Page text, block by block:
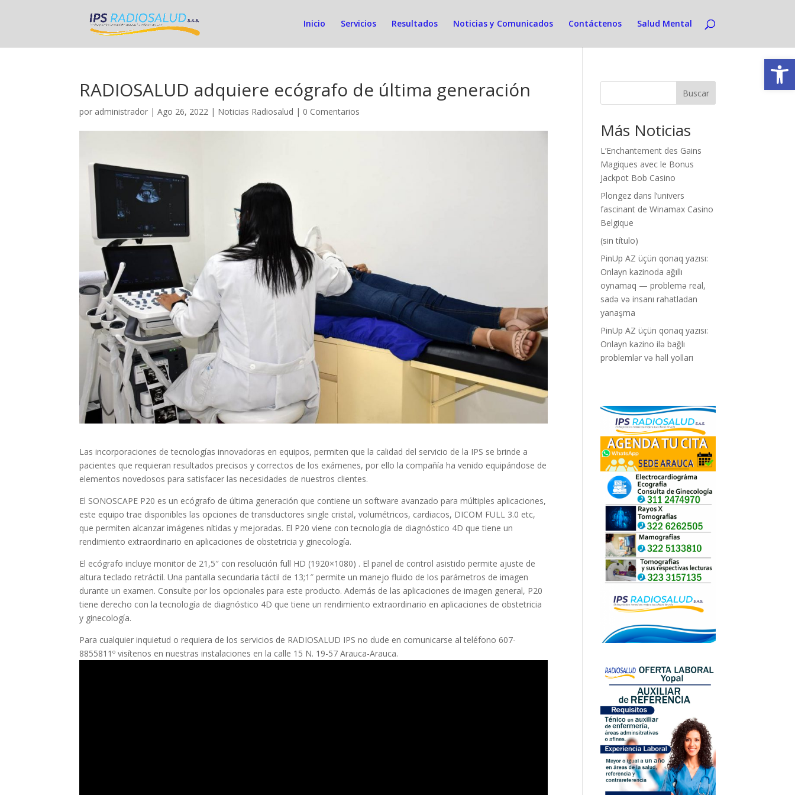
Inicio Servicios Resultados Noticias y Comunicados Contáctenos Salud Mental
RADIOSALUD adquiere ecógrafo de última generación
por administrador |Ago 26, 2022 | Noticias Radiosalud | 0 Comentarios
Las incorporaciones de tecnologías innovadoras en equipos, permiten que la calidad del servicio de la IPS se brinde a
pacientes que requieran resultados precisos y correctos de los exámenes, por ello la compañía ha venido equipándose de
elementos novedosos para satisfacer las necesidades de nuestros clientes.
El SONOSCAPE P20 es un ecógrafo de última generación que contiene un software avanzado para múltiples aplicaciones,
este equipo trae disponibles las opciones de transductores single cristal, volumétricos, cardiacos, DICOM FULL 3.0 etc,
que permiten alcanzar imágenes nítidas y mejoradas. El P20 viene con tecnología de diagnóstico 4D que tiene un
rendimiento extraordinario en aplicaciones de obstetricia y ginecología.
El ecógrafo incluye monitor de 21,5″ con resolución full HD (1920×1080) . El panel de control asistido permite ajuste de
altura teclado retráctil. Una pantalla secundaria táctil de 13;1″ permite un manejo fluido de los parámetros de imagen
durante un examen. Consulte por los opcionales para este producto. Además de las aplicaciones de imagen general, P20
tiene derecho con la tecnología de diagnóstico 4D que tiene un rendimiento extraordinario en aplicaciones de obstetricia
y ginecología.
Para cualquier inquietud o requiera de los servicios de RADIOSALUD IPS no dude en comunicarse al teléfono 607-
8855811º visítenos en nuestras instalaciones en la calle 15 N. 19-57 Arauca-Arauca.
Buscar
Más Noticias
L’Enchantement des Gains
Magiques avec le Bonus
Jackpot Bob Casino
Plongez dans l’univers
fascinant de Winamax Casino
Belgique
(sin título)
PinUp AZ üçün qonaq yazısı:
Onlayn kazinoda ağıllı
oynamaq — problemə real,
sadə və insanı rahatladan
yanaşma
PinUp AZ üçün qonaq yazısı:
Onlayn kazino ilə bağlı
problemlər və həll yolları